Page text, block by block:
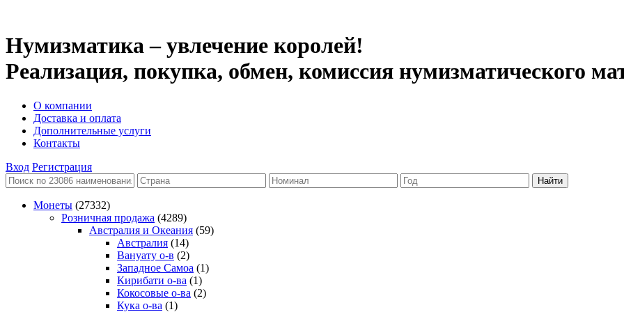
Нумизматика – увлечение королей!
Реализация, покупка, обмен, комиссия нумизматического
О компании
Доставка и оплата
Дополнительные услуги
Контакты
Вход Регистрация
Монеты (27332)
Розничная продажа (4289)
Австралия и Океания (59)
Австралия (14)
Вануату о-в (2)
Западное Самоа (1)
Кирибати о-ва (1)
Кокосовые о-ва (2)
Кука о-ва (1)